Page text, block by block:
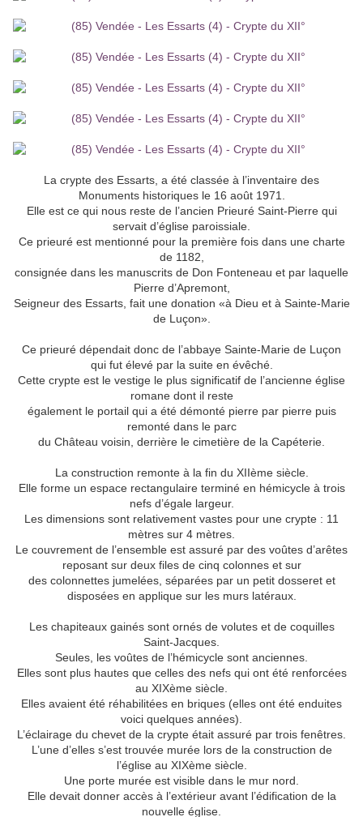
La crypte des Essarts, a été classée à l’inventaire des
Monuments historiques le 16 août 1971.
Elle est ce qui nous reste de l’ancien Prieuré Saint-Pierre qui
servait d’église paroissiale.
Ce prieuré est mentionné pour la première fois dans une charte
de 1182,
consignée dans les manuscrits de Don Fonteneau et par laquelle
Pierre d’Apremont,
Seigneur des Essarts, fait une donation «à Dieu et à Sainte-Marie
de Luçon».
Ce prieuré dépendait donc de l’abbaye Sainte-Marie de Luçon
qui fut élevé par la suite en évêché.
Cette crypte est le vestige le plus significatif de l’ancienne église
romane dont il reste
également le portail qui a été démonté pierre par pierre puis
remonté dans le parc
du Château voisin, derrière le cimetière de la Capéterie.
La construction remonte à la fin du XIIème siècle.
Elle forme un espace rectangulaire terminé en hémicycle à trois
nefs d’égale largeur.
Les dimensions sont relativement vastes pour une crypte : 11
mètres sur 4 mètres.
Le couvrement de l’ensemble est assuré par des voûtes d’arêtes
reposant sur deux files de cinq colonnes et sur
des colonnettes jumelées, séparées par un petit dosseret et
disposées en applique sur les murs latéraux.
Les chapiteaux gainés sont ornés de volutes et de coquilles
Saint-Jacques.
Seules, les voûtes de l’hémicycle sont anciennes.
Elles sont plus hautes que celles des nefs qui ont été renforcées
au XIXème siècle.
Elles avaient été réhabilitées en briques (elles ont été enduites
voici quelques années).
L’éclairage du chevet de la crypte était assuré par trois fenêtres.
L’une d’elles s’est trouvée murée lors de la construction de
l’église au XIXème siècle.
Une porte murée est visible dans le mur nord.
Elle devait donner accès à l’extérieur avant l’édification de la
nouvelle église.